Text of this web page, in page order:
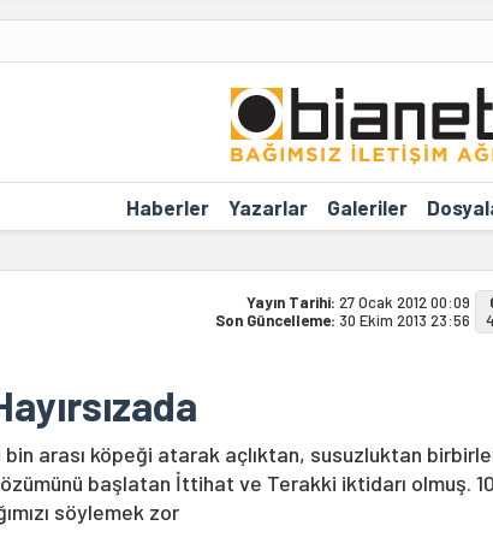
Haberler Yazarlar Galeriler
Yayın Tarihi: 27 Ocak 2012 00:09
Son Güncelleme: 30 Ekim 2013 23:56
bin arası köpeği atarak açlıktan, susuzluktan
başlatan İttihat ve Terakki iktidarı olmuş.
söylemek zor